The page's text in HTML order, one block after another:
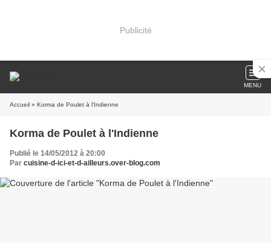
Publicité
MENU
Accueil » Korma de Poulet à l'Indienne
Korma de Poulet à l'Indienne
Publié le 14/05/2012 à 20:00
Par cuisine-d-ici-et-d-ailleurs.over-blog.com